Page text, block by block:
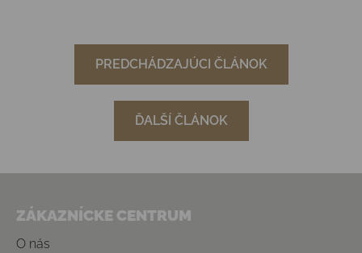
PREDCHÁDZAJÚCI ČLÁNOK
ĎALŠÍ ČLÁNOK
ZÁKAZNÍCKE CENTRUM
O nás